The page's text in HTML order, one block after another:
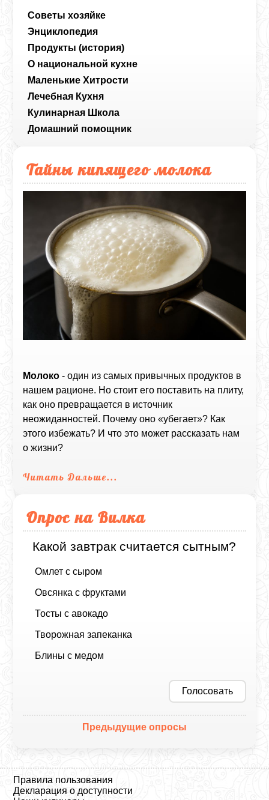
Советы хозяйке
Энциклопедия
Продукты (история)
О национальной кухне
Маленькие Хитрости
Лечебная Кухня
Кулинарная Школа
Домашний помощник
Тайны кипящего молока
Молоко - один из самых привычных продуктов в
нашем рационе. Но стоит его поставить на плиту,
как оно превращается в источник
неожиданностей. Почему оно «убегает»? Как
этого избежать? И что это может рассказать нам
о жизни?
Читать Дальше...
Опрос на Вилка
Какой завтрак считается сытным?
Омлет с сыром
Овсянка с фруктами
Тосты с авокадо
Творожная запеканка
Блины с медом
Голосовать
Предыдущие опросы
Правила пользования
Декларация о доступности